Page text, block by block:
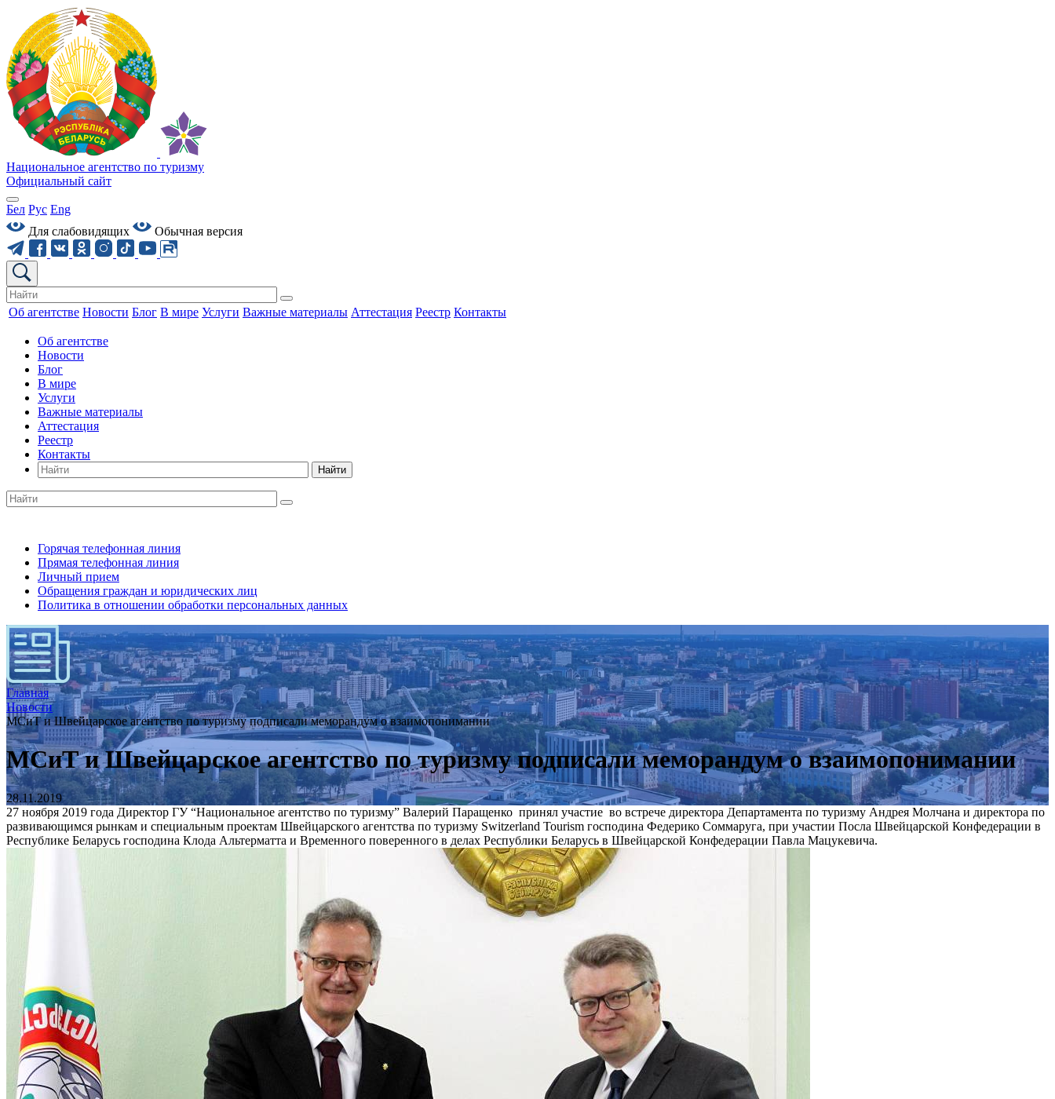
Национальное агентство по туризму
Официальный сайт
Бел Рус Eng
Для слабовидящих
Обычная версия
Об агентстве Новости Блог В мире Услуги Важные материалы Аттестация Реестр Контакты
Об агентстве
Новости
Блог
В мире
Услуги
Важные материалы
Аттестация
Реестр
Контакты
Найти
Горячая телефонная линия
Прямая телефонная линия
Личный прием
Обращения граждан и юридических лиц
Политика в отношении обработки персональных данных
Главная
Новости
МСиТ и Швейцарское агентство по туризму подписали меморандум о взаимопонимании
МСиТ и Швейцарское агентство по туризму подписали меморандум о взаимопонимании
28.11.2019
27 ноября 2019 года Директор ГУ “Национальное агентство по туризму” Валерий Паращенко принял участие во встрече директора Департамента по туризму Андрея Молчана и директора по
развивающимся рынкам и специальным проектам Швейцарского агентства по туризму Switzerland Tourism господина Федерико Соммаруга, при участии Посла Швейцарской Конфедерации в
Республике Беларусь господина Клода Альтерматта и Временного поверенного в делах Республики Беларусь в Швейцарской Конфедерации Павла Мацукевича.